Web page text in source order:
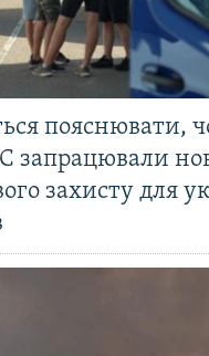
пояснювати,
запрацювали
захисту для